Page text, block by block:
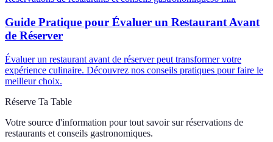
Guide Pratique pour Évaluer un Restaurant Avant
de Réserver
Évaluer un restaurant avant de réserver peut transformer votre
expérience culinaire. Découvrez nos conseils pratiques pour faire le
meilleur choix.
Réserve Ta Table
Votre source d'information pour tout savoir sur réservations de
restaurants et conseils gastronomiques.